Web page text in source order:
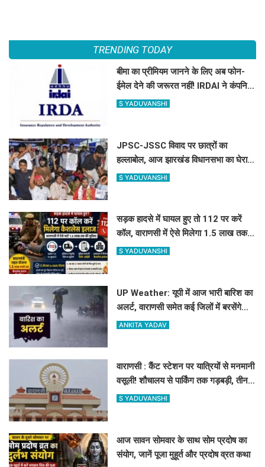
TRENDING TODAY
बीमा का प्रीमियम जानने के लिए अब फोन-
ईमेल देने की जरूरत नहीं! IRDAI ने कंपनियों
को लगाई फटकार
S YADUVANSHI
JPSC-JSSC विवाद पर छात्रों का
हल्लाबोल, आज झारखंड विधानसभा का घेराव;
रांची में हाई अलर्ट
S YADUVANSHI
सड़क हादसे में घायल हुए तो 112 पर करें
कॉल, वाराणसी में ऐसे मिलेगा 1.5 लाख तक
कैशलेस इलाज
S YADUVANSHI
UP Weather: यूपी में आज भारी बारिश का
अलर्ट, वाराणसी समेत कई जिलों में बरसेंगे
बादल
ANKITA YADAV
वाराणसी : कैंट स्टेशन पर यात्रियों से मनमानी
वसूली! शौचालय से पार्किंग तक गड़बड़ी, तीन
ठेकेदारों पर 1 लाख जुर्माना
S YADUVANSHI
आज सावन सोमवार के साथ सोम प्रदोष का
संयोग, जानें पूजा मुहूर्त और प्रदोष व्रत कथा